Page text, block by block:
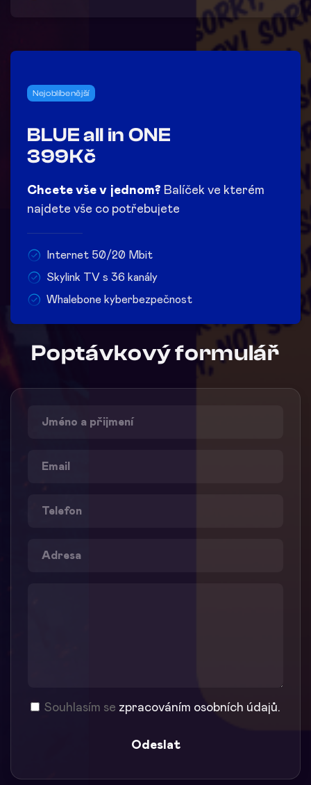
Nejoblíbenější
BLUE all in ONE
399Kč
Chcete vše v jednom? Balíček ve kterém
najdete vše co potřebujete
Internet 50/20 Mbit
Skylink TV s 36 kanály
Whalebone kyberbezpečnost
Poptávkový formulář
Souhlasím se zpracováním osobních údajů.
Odeslat